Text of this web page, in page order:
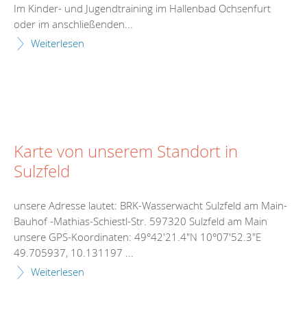
Im Kinder- und Jugendtraining im Hallenbad Ochsenfurt
oder im anschließenden...
Weiterlesen
Karte von unserem Standort in
Sulzfeld
unsere Adresse lautet: BRK-Wasserwacht Sulzfeld am Main-
Bauhof -Mathias-Schiestl-Str. 597320 Sulzfeld am Main
unsere GPS-Koordinaten: 49°42'21.4"N 10°07'52.3"E
49.705937, 10.131197 ...
Weiterlesen